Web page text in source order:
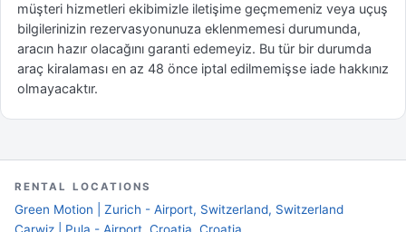
müşteri hizmetleri ekibimizle iletişime geçmemeniz veya uçuş
bilgilerinizin rezervasyonunuza eklenmemesi durumunda,
aracın hazır olacağını garanti edemeyiz. Bu tür bir durumda
araç kiralaması en az 48 önce iptal edilmemişse iade hakkınız
olmayacaktır.
RENTAL LOCATIONS
Green Motion | Zurich - Airport, Switzerland, Switzerland